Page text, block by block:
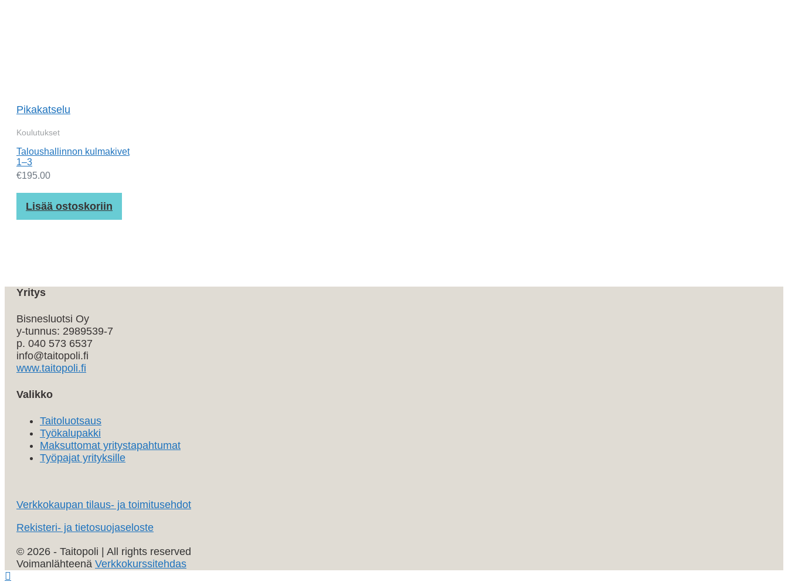
Pikakatselu
Koulutukset
Taloushallinnon kulmakivet
1–3
€195.00
Lisää ostoskoriin
Yritys
Bisnesluotsi Oy
y-tunnus: 2989539-7
p. 040 573 6537
info@taitopoli.fi
www.taitopoli.fi
Valikko
Taitoluotsaus
Työkalupakki
Maksuttomat yritystapahtumat
Työpajat yrityksille
Verkkokaupan tilaus- ja toimitusehdot
Rekisteri- ja tietosuojaseloste
© 2026 - Taitopoli | All rights reserved
Voimanlähteenä Verkkokurssitehdas
Vieritä